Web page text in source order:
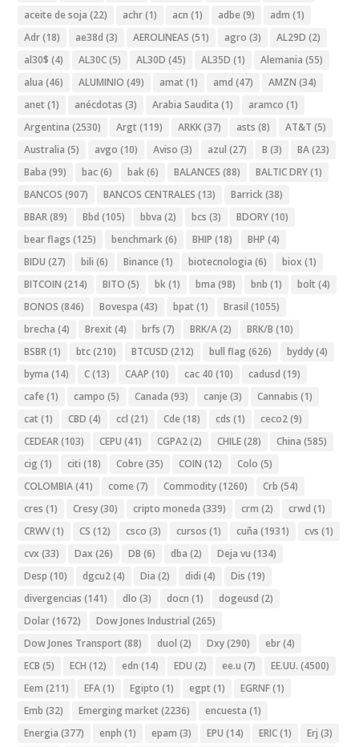
aceite de soja (22) achr(1) acn (1) adbe (9) adm (1)
Adr(18) ae38d (3) AEROLINEAS (51) agro (3) AL29D (2)
al30$ (4) AL30C(5) AL30D (45) AL35D (1) Alemania (55)
alua (46) ALUMINIO (49) amat (1) amd (47) AMZN (34)
anet (1) anécdotas (3) Arabia Saudita (1) aramco (1)
Argentina (2530) Argt (119) ARKK(37) asts (8) AT&T (5)
Australia (5) avgo (10) Aviso (3) azul (27) B (3) BA(23)
Baba (99) bac(6) bak(6) BALANCES (88) BALTIC DRY(1)
BANCOS (907) BANCOS CENTRALES (13) Barrick(38)
BBAR(89) Bbd (105) bbva (2) bcs (3) BDORY(10)
bear flags (125) benchmark(6) BHIP (18) BHP (4)
BIDU (27) bili (6) Binance (1) biotecnologia (6) biox (1)
BITCOIN (214) BITO (5) bk(1) bma (98) bnb (1) bolt (4)
BONOS (846) Bovespa (43) bpat (1) Brasil (1055)
brecha (4) Brexit (4) brfs (7) BRK/A(2) BRK/B (10)
BSBR(1) btc(210) BTCUSD (212) bull flag (626) byddy(4)
byma (14) C(13) CAAP (10) cac 40 (10) cadusd (19)
cafe (1) campo (5) Canada (93) canje (3) Cannabis (1)
cat (1) CBD (4) ccl (21) Cde (18) cds (1) ceco2(9)
CEDEAR(103) CEPU (41) CGPA2(2) CHILE(28) China (585)
cig (1) citi (18) Cobre (35) COIN (12) Colo (5)
COLOMBIA(41) come (7) Commodity(1260) Crb (54)
cres (1) Cresy(30) cripto moneda (339) crm (2) crwd (1)
CRWV(1) CS (12) csco (3) cursos (1) cuña (1931) cvs (1)
cvx (33) Dax (26) DB (6) dba (2) Deja vu (134)
Desp (10) dgcu2(4) Dia (2) didi (4) Dis (19)
divergencias (141) dlo (3) docn (1) dogeusd (2)
Dolar(1672) Dow Jones Industrial (265)
Dow Jones Transport (88) duol (2) Dxy(290) ebr(4)
ECB (5) ECH (12) edn (14) EDU (2) ee.u (7) EE.UU. (4500)
Eem (211) EFA(1) Egipto (1) egpt (1) EGRNF(1)
Emb (32) Emerging market (2236) encuesta (1)
Energia (377) enph (1) epam (3) EPU (14) ERIC(1) Erj (3)